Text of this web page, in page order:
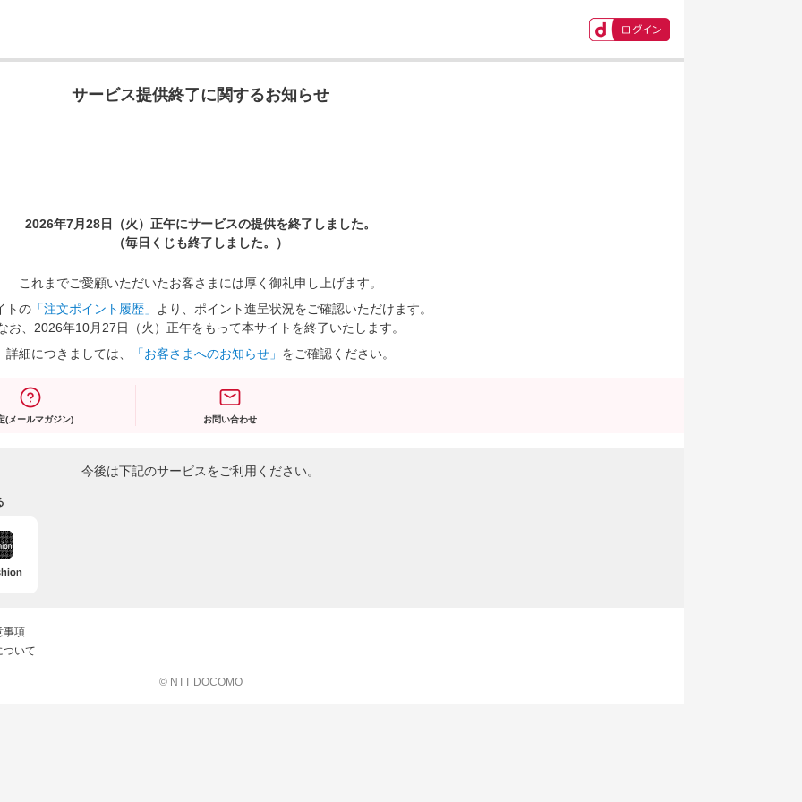
サービス提供終了に関するお知らせ
2026年7月28日（火）正午にサービスの提供を終了しました。
（毎日くじも終了しました。）
これまでご愛顧いただいたお客さまには厚く御礼申し上げます。
トの 「注文ポイント履歴」
より、ポイント進呈状況をご確認いただけます。
お、2026年10月27日（火）正午をもって本サイトを終了いたします。
詳細につきましては、
「お客さまへのお知らせ」 をご確認ください。
(メールマガジン) お問い合わせ
今後は下記のサービスをご利用ください。
事項
ついて
© NTT DOCOMO